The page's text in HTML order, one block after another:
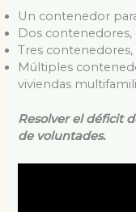
Un contenedor
Dos contenedores,
Tres
Múltiples
viviendas
Resolver el déficit
de voluntades.